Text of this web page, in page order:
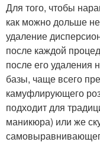
Для того, чтобы
как можно дольше
удаление
после каждой
после его удаления
базы, чаще всего
камуфлирующего
подходит для
маникюра) или же